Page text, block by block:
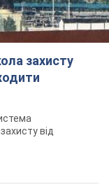
у Держдепі
Конгрес
України 24-й